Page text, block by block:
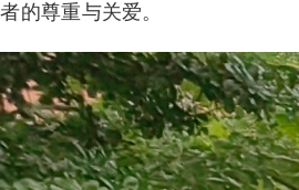
的尊重与关爱。